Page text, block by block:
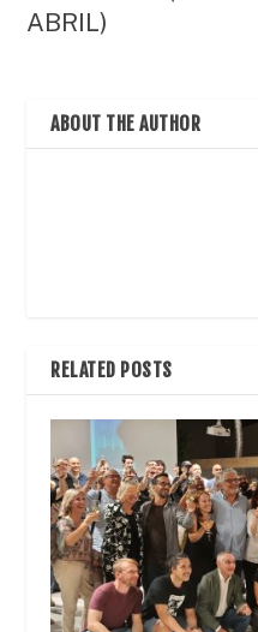
ABRIL)
ABOUT THE AUTHOR
RELATED POSTS